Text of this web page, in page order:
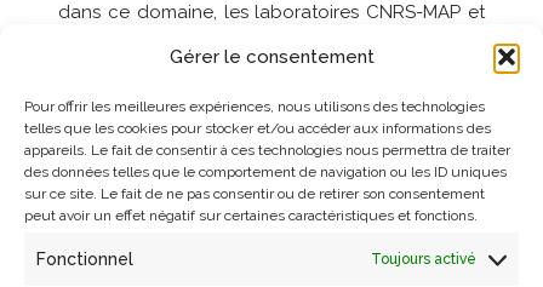
Gérer le consentement
Pour offrir les meilleures expériences, nous utilisons des technologies
telles que les cookies pour stocker et/ou accéder aux informations des
appareils. Le fait de consentir à ces technologies nous permettra de traiter
des données telles que le comportement de navigation ou les ID uniques
sur ce site. Le fait de ne pas consentir ou de retirer son consentement
peut avoir un effet négatif sur certaines caractéristiques et fonctions.
Fonctionnel Toujours activé
dans ce domaine, les laboratoires CNRS-MAP et
VCL, pour concevoir de nouvelles solutions
permettant des acquisitions et des analyses
massives (et collaboratives) réellement possibles
dans un proche avenir. Les principaux objectifs
de cette collaboration sont la conception de
nouvelles approches pour la numérisation des
optiques des matériaux (couleur / réflectance),